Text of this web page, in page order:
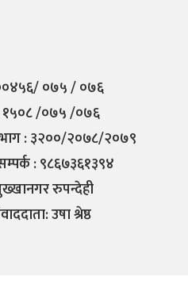
०७५ / ०७६
१५०८ /०७५ /०७६
: ३२००/२०७८/२०७९
: ९८६७३६१३९४
रुपन्देही
उषा श्रेष्ठ